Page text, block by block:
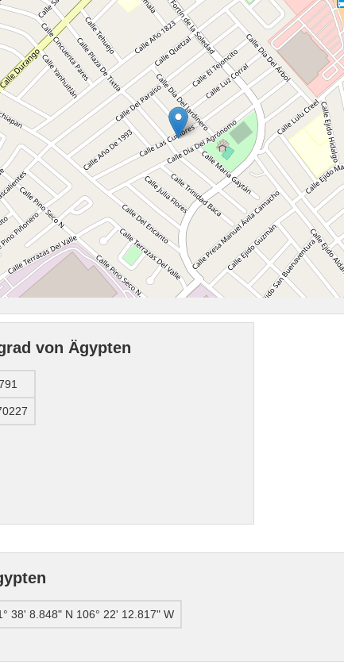
von Ägypten
38' 8.848" N 106° 22' 12.817" W